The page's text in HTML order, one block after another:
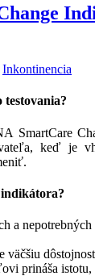
Inkontinencia
testovania?
SmartCare
keď je
a
väčšiu
prináša